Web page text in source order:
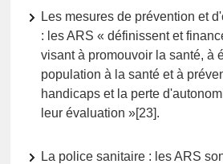
Les mesures de prévention et
: les ARS « définissent et
visant à promouvoir la santé, à
population à la santé et à
handicaps et la perte
leur évaluation »[23].
La police sanitaire : les ARS